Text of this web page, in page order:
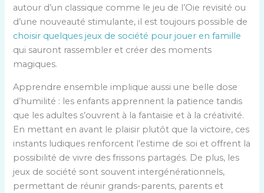
autour d’un classique comme le jeu de l’Oie revisité ou
d’une nouveauté stimulante, il est toujours possible de
choisir quelques jeux de société pour jouer en famille
qui sauront rassembler et créer des moments
magiques.
Apprendre ensemble implique aussi une belle dose
d’humilité : les enfants apprennent la patience tandis
que les adultes s’ouvrent à la fantaisie et à la créativité.
En mettant en avant le plaisir plutôt que la victoire, ces
instants ludiques renforcent l’estime de soi et offrent la
possibilité de vivre des frissons partagés. De plus, les
jeux de société sont souvent intergénérationnels,
permettant de réunir grands-parents, parents et